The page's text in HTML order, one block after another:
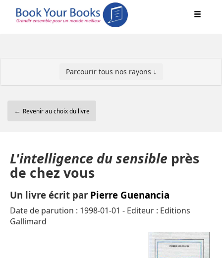
Parcourir tous nos rayons ↓
← Revenir au choix du livre
L'intelligence du sensible près
de chez vous
Un livre écrit par Pierre Guenancia
Date de parution : 1998-01-01 - Editeur : Editions
Gallimard